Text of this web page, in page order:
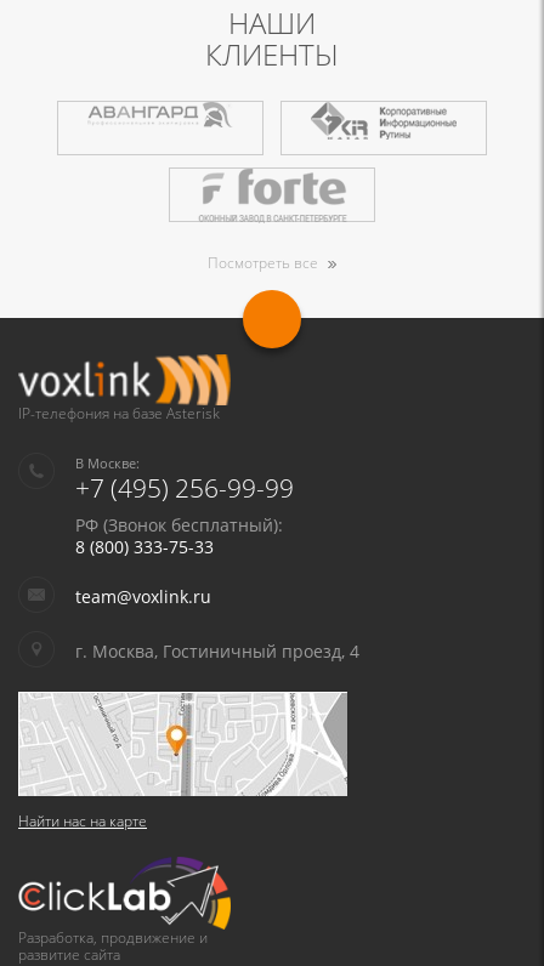
НАШИ
КЛИЕНТЫ
Посмотреть все
IP-телефония на базе Asterisk
В Москве:
+7 (495) 256-99-99
РФ (Звонок бесплатный):
8 (800) 333-75-33
team@voxlink.ru
г. Москва, Гостиничный проезд, 4
Найти нас на карте
Разработка, продвижение и
развитие сайта